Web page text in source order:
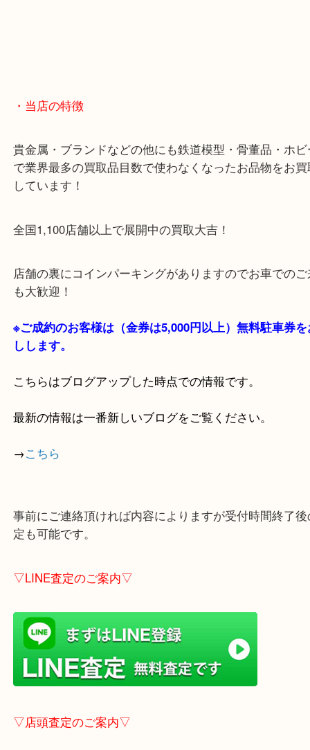
・当店の特徴
貴金属・ブランドなどの他にも鉄道模型・骨董品・
で業界最多の買取品目数で使わなくなったお品物を
全国1,100店舗以上で展開中の買取大吉！
店舗の裏にコインパーキングがありますのでお車で
※ご成約のお客様は（金券は5,000円以上）無料駐車
しします。
こちらはブログアップした時点での情報です。
最新の情報は一番新しいブログをご覧ください。
→こちら
事前にご連絡頂ければ内容によりますが受付時間終